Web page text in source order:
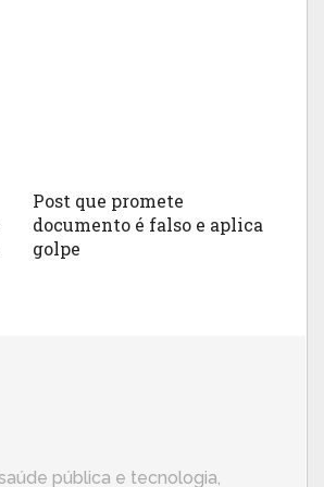
Post que promete
documento é falso e aplica
golpe
pública e tecnologia,